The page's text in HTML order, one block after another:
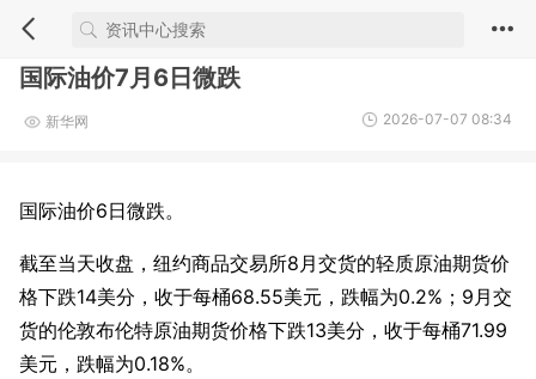
国际油价7月6日微跌
新华网 2026-07-07 08:34
国际油价6日微跌。
截至当天收盘，纽约商品交易所8月交货的轻质原油期货价
格下跌14美分，收于每桶68.55美元，跌幅为0.2%；9月交
货的伦敦布伦特原油期货价格下跌13美分，收于每桶71.99
美元，跌幅为0.18%。